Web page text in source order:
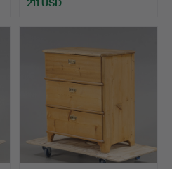
211 USD